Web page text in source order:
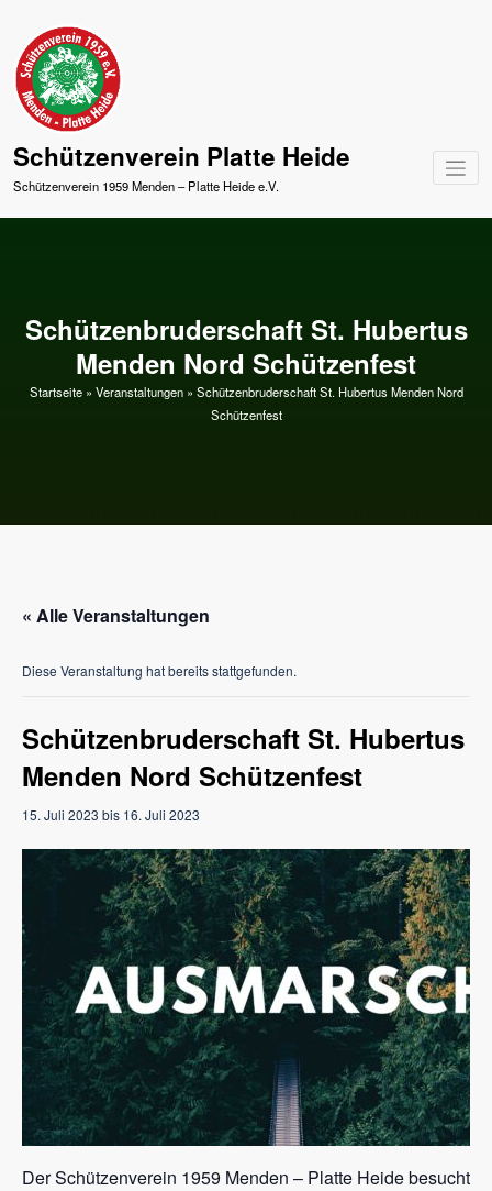
Inhalt
Schützenverein Platte Heide
Schützenverein 1959 Menden – Platte Heide e.V.
Schützenbruderschaft St. Hubertus
Menden Nord Schützenfest
Startseite» Veranstaltungen» Schützenbruderschaft St. Hubertus Menden Nord
Schützenfest
« Alle Veranstaltungen
Diese Veranstaltung hat bereits stattgefunden.
Schützenbruderschaft St. Hubertus
Menden Nord Schützenfest
15. Juli 2023 bis 16. Juli 2023
Der Schützenverein 1959 Menden – Platte Heide besucht